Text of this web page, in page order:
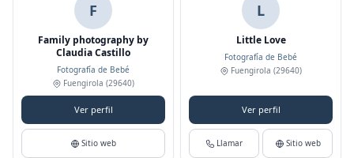
F
Family photography by
Claudia Castillo
Fotografía de Bebé
Fuengirola (29640)
Ver perfil
Sitio web
L
Little Love
Fotografía de Bebé
Fuengirola (29640)
Ver perfil
Llamar Sitio web